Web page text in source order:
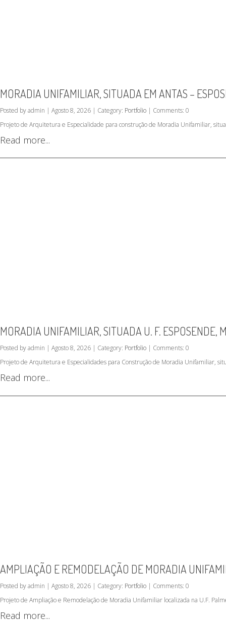
MORADIA UNIFAMILIAR, SITUADA EM ANTAS –
Posted by admin | Agosto 8, 2026 | Category: Portfolio | Comments: 0
Projeto de Arquitetura e Especialidade para construção de Moradia Unifamiliar,
Read more...
MORADIA UNIFAMILIAR, SITUADA U. F. ESPOSENDE,
Posted by admin | Agosto 8, 2026 | Category: Portfolio | Comments: 0
Projeto de Arquitetura e Especialidades para Construção de Moradia Unifamiliar,
Read more...
AMPLIAÇÃO E REMODELAÇÃO DE MORADIA
Posted by admin | Agosto 8, 2026 | Category: Portfolio | Comments: 0
Projeto de Ampliação e Remodelação de Moradia Unifamiliar localizada na U.F.
Read more...